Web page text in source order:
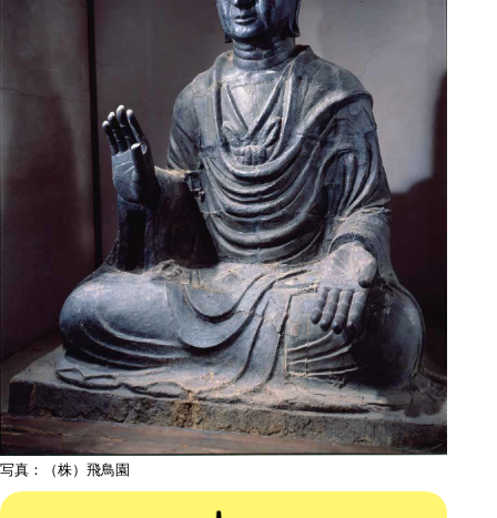
写真：（株）飛鳥園